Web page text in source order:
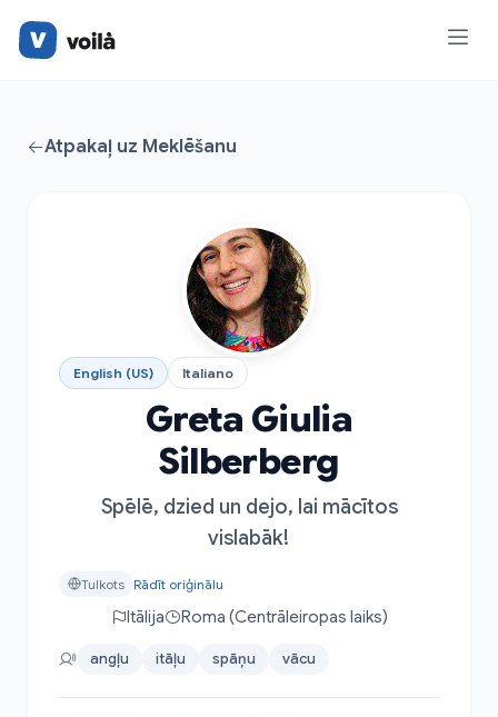
Atpakaļ uz Meklēšanu
English (US) Italiano
Greta Giulia
Silberberg
Spēlē, dzied un dejo, lai mācītos
vislabāk!
Tulkots Rādīt oriģinālu
Itālija Roma (Centrāleiropas laiks)
angļu itāļu spāņu vācu